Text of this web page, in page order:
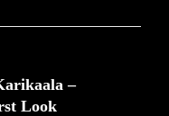
–
Look